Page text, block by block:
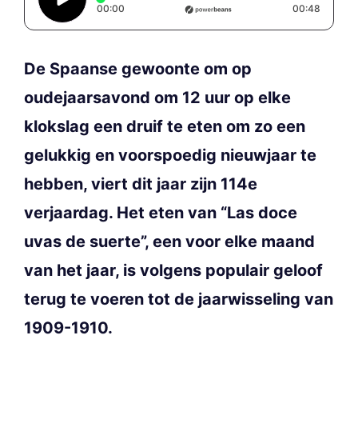
00:00 Elapsed time: 0 seconds 00:48
De Spaanse gewoonte om op
oudejaarsavond om 12 uur op elke
klokslag een druif te eten om zo een
gelukkig en voorspoedig nieuwjaar te
hebben, viert dit jaar zijn 114e
verjaardag. Het eten van “Las doce
uvas de suerte”, een voor elke maand
van het jaar, is volgens populair geloof
terug te voeren tot de jaarwisseling van
1909-1910.